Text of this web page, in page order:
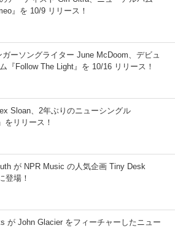
』を 10/9 リリース！
ガーソングライター June McDoom、デビュ
『Follow The Light』を 10/16 リリース！
Sloan、2年ぶりのニューシングル
をリリース！
が NPR Music の人気企画 Tiny Desk
登場！
が John Glacier をフィーチャーしたニュー